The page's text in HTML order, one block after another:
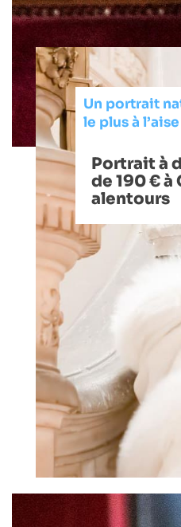
Un portrait
le plus à l’aise
Portrait à
de 190 € à
alentours